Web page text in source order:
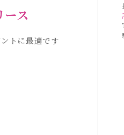
ス
トに最適です